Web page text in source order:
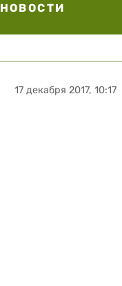
НОВОСТИ
17 декабря 2017, 10:17